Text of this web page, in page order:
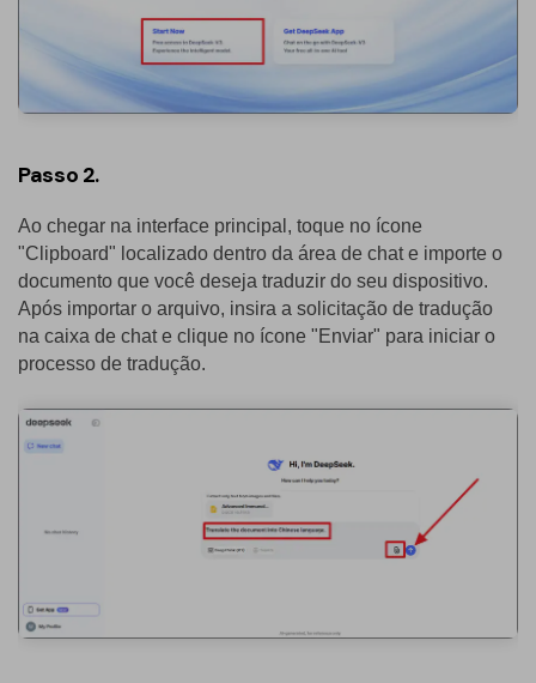
Passo 2.
Ao chegar na interface principal, toque no ícone
"Clipboard" localizado dentro da área de chat e importe o
documento que você deseja traduzir do seu dispositivo.
Após importar o arquivo, insira a solicitação de tradução
na caixa de chat e clique no ícone "Enviar" para iniciar o
processo de tradução.